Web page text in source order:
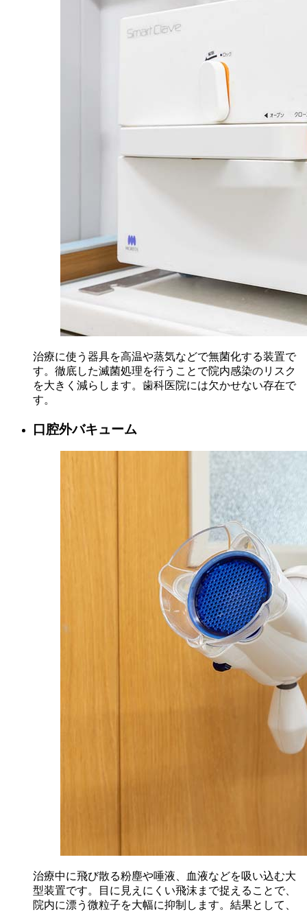
治療に使う器具を高温や蒸気などで無菌化する装置で
す。徹底した滅菌処理を行うことで院内感染のリスク
を大きく減らします。歯科医院には欠かせない存在で
す。
口腔外バキューム
治療中に飛び散る粉塵や唾液、血液などを吸い込む大
型装置です。目に見えにくい飛沫まで捉えることで、
院内に漂う微粒子を大幅に抑制します。結果として、